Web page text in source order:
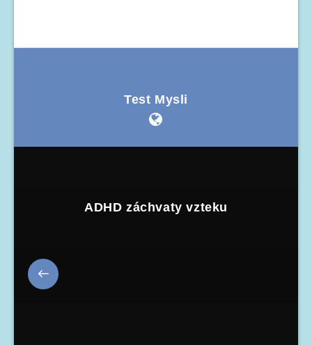
Test Mysli
ADHD záchvaty vzteku